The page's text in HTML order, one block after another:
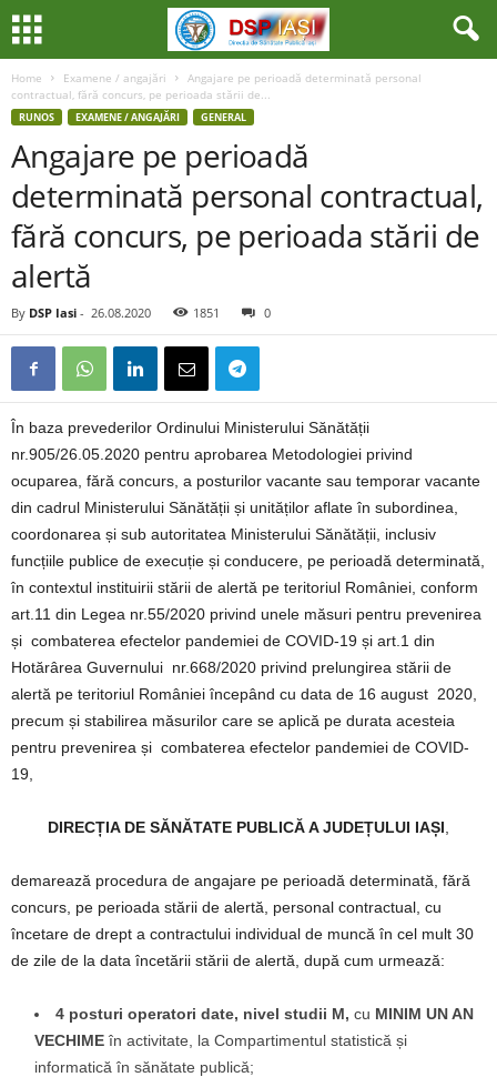
Home Examene / angajări
Angajare pe perioadă determinată personal
contractual, fără concurs, pe perioada stării de...
RUNOS EXAMENE / ANGAJĂRI GENERAL
Angajare pe perioadă
determinată personal contractual,
fără concurs, pe perioada stării de
alertă
By DSP Iasi - 26.08.2020 1851 0
În baza prevederilor Ordinului Ministerului Sănătății
nr.905/26.05.2020 pentru aprobarea Metodologiei privind
ocuparea, fără concurs, a posturilor vacante sau temporar vacante
din cadrul Ministerului Sănătății și unităților aflate în subordinea,
coordonarea și sub autoritatea Ministerului Sănătății, inclusiv
funcțiile publice de execuție și conducere, pe perioadă determinată,
în contextul instituirii stării de alertă pe teritoriul României, conform
art.11 din Legea nr.55/2020 privind unele măsuri pentru prevenirea
și combaterea efectelor pandemiei de COVID-19 și art.1 din
Hotărârea Guvernului nr.668/2020 privind prelungirea stării de
alertă pe teritoriul României începând cu data de 16 august 2020,
precum și stabilirea măsurilor care se aplică pe durata acesteia
pentru prevenirea și combaterea efectelor pandemiei de COVID-
19,
DIRECȚIA DE SĂNĂTATE PUBLICĂ A JUDEȚULUI IAȘI
demarează procedura de angajare pe perioadă determinată, fără
concurs, pe perioada stării de alertă, personal contractual, cu
încetare de drept a contractului individual de muncă în cel mult 30
de zile de la data încetării stării de alertă, după cum urmează:
4 posturi operatori date, nivel studii M, cu MINIM UN AN
VECHIME în activitate, la Compartimentul statistică și
informatică în sănătate publică;